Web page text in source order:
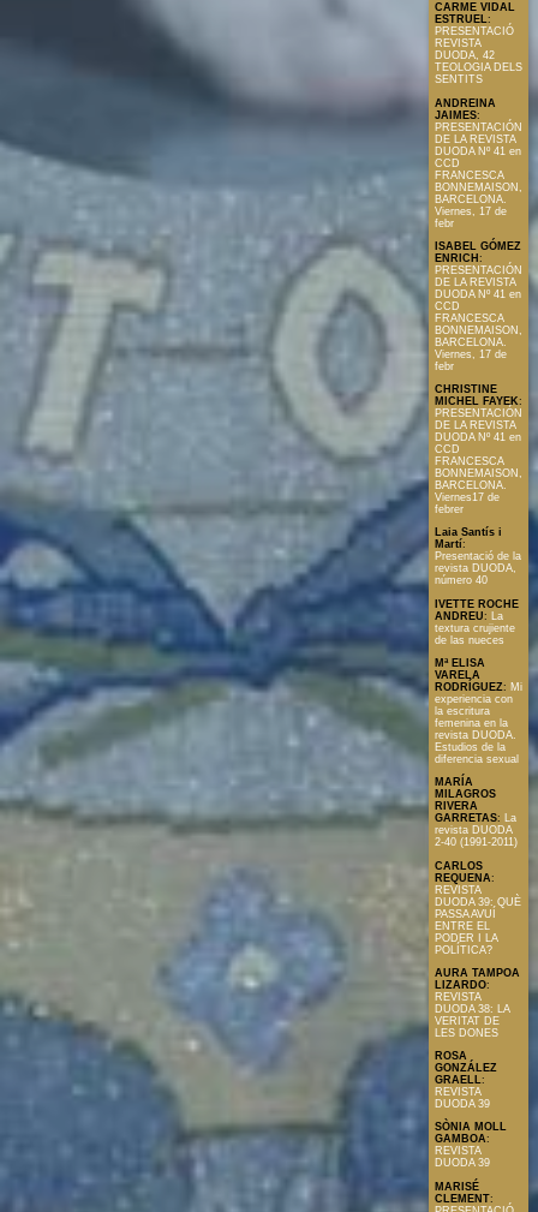
CARME VIDAL
ESTRUEL:
PRESENTACIÓ
REVISTA
DUODA, 42
TEOLOGIA DELS
SENTITS
ANDREINA
JAIMES:
PRESENTACIÓN
DE LA REVISTA
DUODA Nº 41 en
CCD
FRANCESCA
BONNEMAISON,
BARCELONA.
Viernes, 17 de
febr
ISABEL GÓMEZ
ENRICH :
PRESENTACIÓN
DE LA REVISTA
DUODA Nº 41 en
CCD
FRANCESCA
BONNEMAISON,
BARCELONA.
Viernes, 17 de
febr
CHRISTINE
MICHEL FAYEK:
PRESENTACIÓN
DE LA REVISTA
DUODA Nº 41 en
CCD
FRANCESCA
BONNEMAISON,
BARCELONA.
Viernes17 de
febrer
Laia Santís i
Martí:
Presentació de la
revista DUODA,
número 40
IVETTE ROCHE
ANDREU:
La
textura crujiente
de las nueces
Mª ELISA
VARELA
RODRÍGUEZ: Mi
experiencia con
la escritura
femenina en la
revista DUODA.
Estudios de la
diferencia sexual
MARÍA
MILAGROS
RIVERA
GARRETAS: La
revista DUODA
2-40 (1991-2011)
CARLOS
REQUENA:
REVISTA
DUODA 39: QUÈ
PASSA AVUÍ
ENTRE EL
PODER I LA
POLÍTICA?
AURA TAMPOA
LIZARDO:
REVISTA
DUODA 38: LA
VERITAT DE
LES DONES
ROSA
GONZÁLEZ
GRAELL:
REVISTA
DUODA 39
SÒNIA MOLL
GAMBOA:
REVISTA
DUODA 39
MARISÉ
CLEMENT: